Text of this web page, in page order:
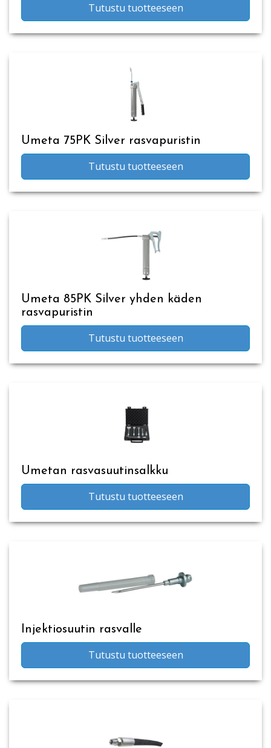
Tutustu tuotteeseen
Umeta 75PK Silver rasvapuristin
Tutustu tuotteeseen
Umeta 85PK Silver yhden käden
rasvapuristin
Tutustu tuotteeseen
Umetan rasvasuutinsalkku
Tutustu tuotteeseen
Injektiosuutin rasvalle
Tutustu tuotteeseen